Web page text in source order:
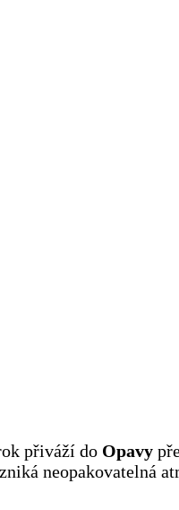
přiváží do Opavy
neopakovatelná